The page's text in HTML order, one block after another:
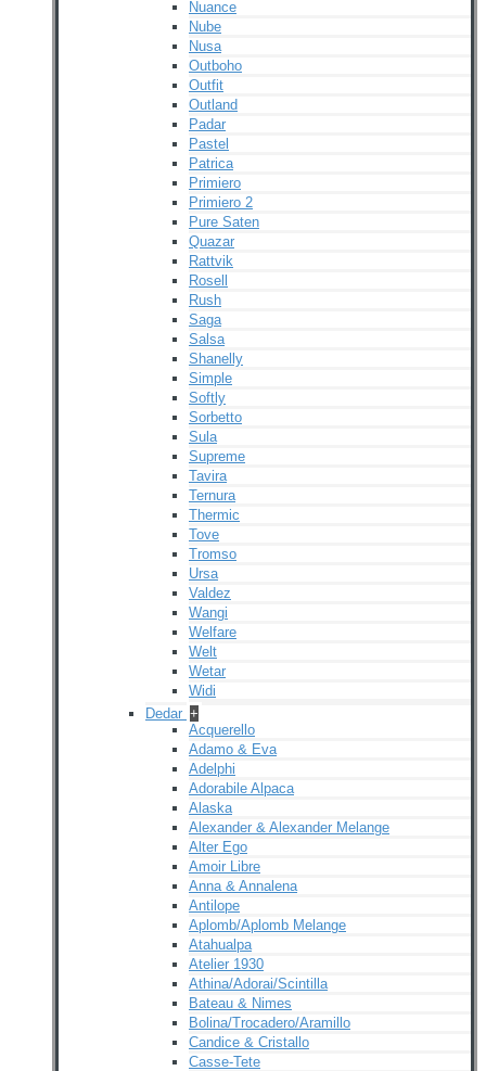
Nuance
Nube
Nusa
Outboho
Outfit
Outland
Padar
Pastel
Patrica
Primiero
Primiero 2
Pure Saten
Quazar
Rattvik
Rosell
Rush
Saga
Salsa
Shanelly
Simple
Softly
Sorbetto
Sula
Supreme
Tavira
Ternura
Thermic
Tove
Tromso
Ursa
Valdez
Wangi
Welfare
Welt
Wetar
Widi
Dedar +
Acquerello
Adamo & Eva
Adelphi
Adorabile Alpaca
Alaska
Alexander & Alexander Melange
Alter Ego
Amoir Libre
Anna & Annalena
Antilope
Aplomb/Aplomb Melange
Atahualpa
Atelier 1930
Athina/Adorai/Scintilla
Bateau & Nimes
Bolina/Trocadero/Aramillo
Candice & Cristallo
Casse-Tete